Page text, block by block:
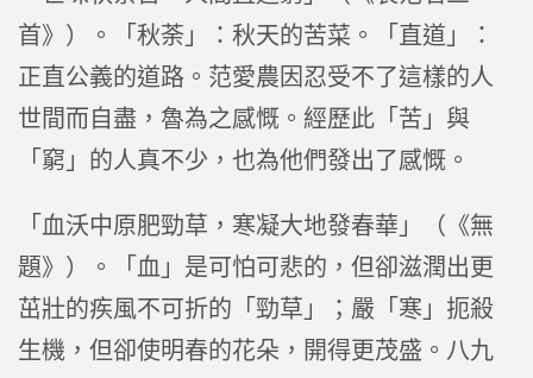
首》）。「秋荼」：秋天的苦菜。「直道」：
正直公義的道路。范愛農因忍受不了這樣的人
世間而自盡，魯為之感慨。經歷此「苦」與
「窮」的人真不少，也為他們發出了感慨。
「血沃中原肥勁草，寒凝大地發春華」（《無
題》）。「血」是可怕可悲的，但卻滋潤出更
茁壯的疾風不可折的「勁草」；嚴「寒」扼殺
生機，但卻使明春的花朵，開得更茂盛。八九